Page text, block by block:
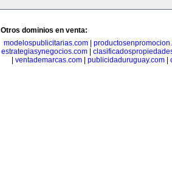
Otros dominios en venta:
modelospublicitarias.com
estrategiasynegocios.com|
ventademarcas.com publicidaduruguay.com